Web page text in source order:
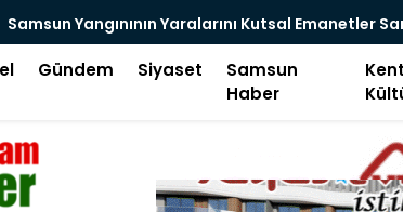
Motivasyonda Dijital Devrim-2
Gündem Siyaset
Samsun
Haber
Kent